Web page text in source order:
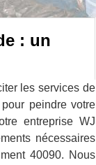
: un
les services de
peindre votre
entreprise WJ
nécessaires
40090. Nous